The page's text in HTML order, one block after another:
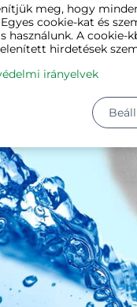
meg, hogy
cookie-kat és
A cookie-
hirdetések
irányelvek